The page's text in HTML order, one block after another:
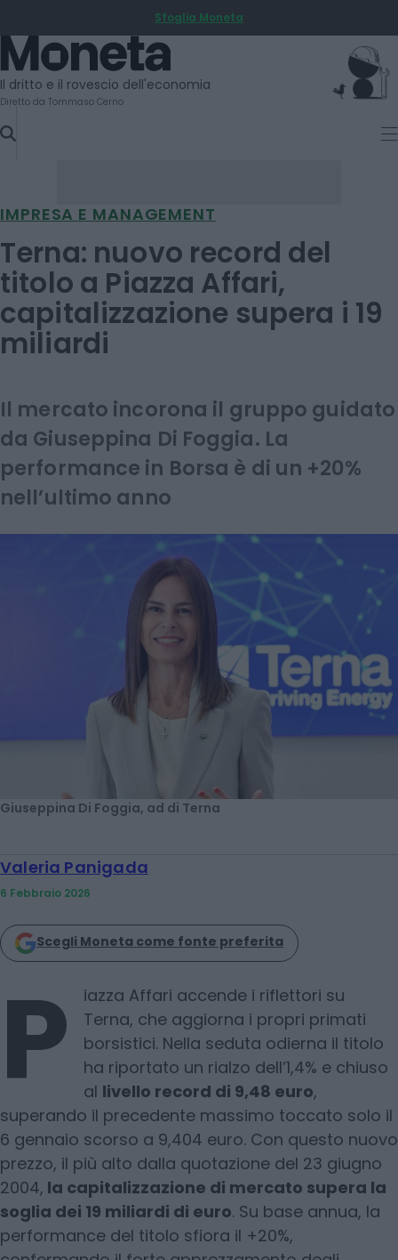
TO
CONTENT
Sfoglia Moneta
Moneta
Il dritto e il rovescio dell'economia
Diretto da Tommaso Cerno
IMPRESA E MANAGEMENT
Terna: nuovo record del
titolo a Piazza Affari,
capitalizzazione supera i 19
miliardi
Il mercato incorona il gruppo guidato
da Giuseppina Di Foggia. La
performance in Borsa è di un +20%
nell’ultimo anno
Giuseppina Di Foggia, ad di Terna
Valeria Panigada
6 Febbraio 2026
Scegli Moneta come fonte preferita
P
iazza Affari accende i riflettori su
Terna, che aggiorna i propri primati
borsistici. Nella seduta odierna il titolo
ha riportato un rialzo dell’1,4% e chiuso
al livello record di 9,48 euro,
superando il precedente massimo toccato solo il
6 gennaio scorso a 9,404 euro. Con questo nuovo
prezzo, il più alto dalla quotazione del 23 giugno
2004, la capitalizzazione di mercato supera la
soglia dei 19 miliardi di euro. Su base annua, la
performance del titolo sfiora il +20%,